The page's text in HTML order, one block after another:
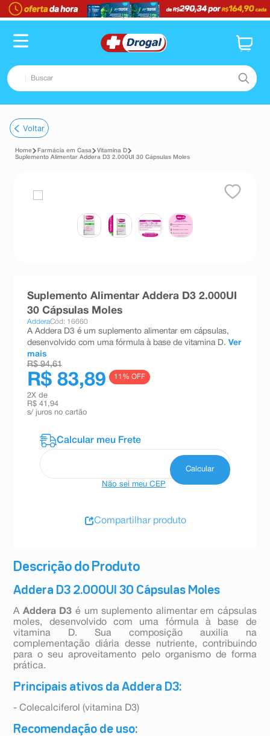
Buscar
1º fralda
2º pampers confort sec max
lenço umedecido
esmalte
10ºabsorvente
Voltar
Farmácia em Casa
Vitamina D
Suplemento Alimentar Addera D3 2.000UI 30 Cápsulas Moles
Descrição do Produto
Addera D3 2.000UI 30 Cápsulas Moles
A Addera D3 é um suplemento alimentar em cápsulas
moles, desenvolvido com uma fórmula à base de
vitamina D. Sua composição auxilia na
complementação diária desse nutriente, contribuindo
para o seu aproveitamento pelo organismo de forma
prática.
Principais ativos da Addera D3:
- Colecalciferol (vitamina D3)
Recomendação de uso:
Suplemento Alimentar Addera D3 2.000UI
30 Cápsulas Moles
AdderaCód: 16660
A Addera D3 é um suplemento alimentar em cápsulas,
desenvolvido com uma fórmula à base de vitamina D. Ver
mais
R$ 94,61
R$ 83,89 11 % OFF
2X de
R$ 41,94
s/ juros no cartão
Não sei meu CEP
Compartilhar produto